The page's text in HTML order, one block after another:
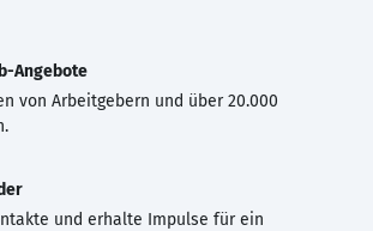
Angebote
von Arbeitgebern und über 20.000
und erhalte Impulse für ein